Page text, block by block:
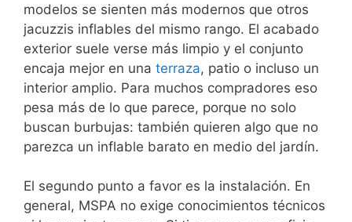
modelos se sienten más modernos que otros
jacuzzis inflables del mismo rango. El acabado
exterior suele verse más limpio y el conjunto
encaja mejor en una terraza, patio o incluso un
interior amplio. Para muchos compradores eso
pesa más de lo que parece, porque no solo
buscan burbujas: también quieren algo que no
parezca un inflable barato en medio del jardín.
El segundo punto a favor es la instalación. En
general, MSPA no exige conocimientos técnicos